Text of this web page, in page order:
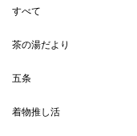
すべて
茶の湯だより
五条
着物推し活